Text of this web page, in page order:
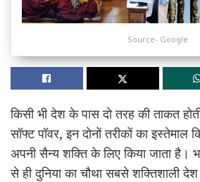
Source- Google
किसी भी देश के पास दो तरह की ताकत
सॉफ्ट पॉवर, इन दोनों तरीकों का इस्तेमाल
अपनी सैन्य शक्ति के लिए किया जाता है।
से ही दुनिया का चौथा सबसे शक्तिशाली